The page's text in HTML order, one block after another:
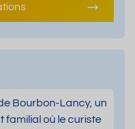
Bourbon-Lancy, un
familial où le curiste